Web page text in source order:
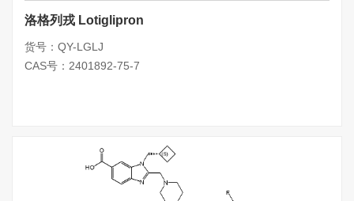
洛格列戎 Lotiglipron
货号：QY-LGLJ
CAS号：2401892-75-7